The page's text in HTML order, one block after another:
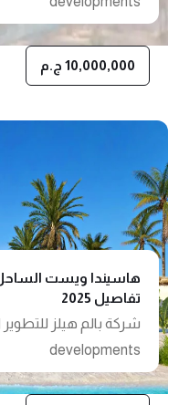
10,000,000 ج.م
تفاصيل 2025
developments